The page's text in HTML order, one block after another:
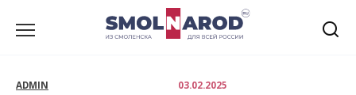
ADMIN 03.02.2025